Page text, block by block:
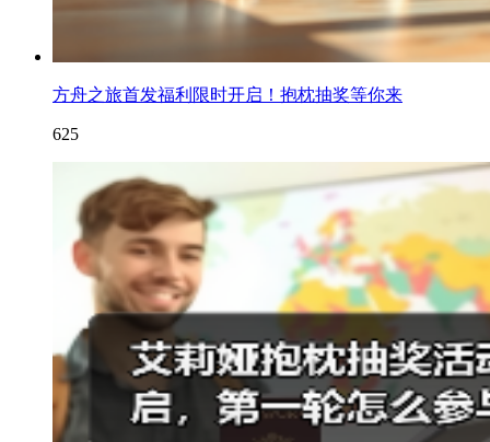
方舟之旅首发福利限时开启！抱枕抽奖等你来
625